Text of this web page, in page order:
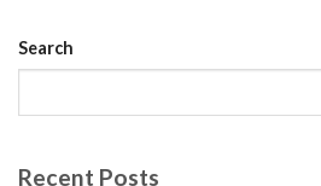
Search
Recent Posts